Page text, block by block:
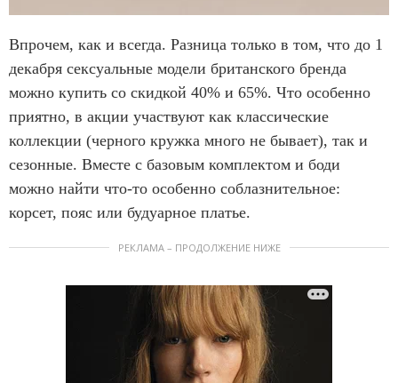
Впрочем, как и всегда. Разница только в том, что до 1
декабря сексуальные модели британского бренда
можно купить со скидкой 40% и 65%. Что особенно
приятно, в акции участвуют как классические
коллекции (черного кружка много не бывает), так и
сезонные. Вместе с базовым комплектом и боди
можно найти что-то особенно соблазнительное:
корсет, пояс или будуарное платье.
РЕКЛАМА – ПРОДОЛЖЕНИЕ НИЖЕ